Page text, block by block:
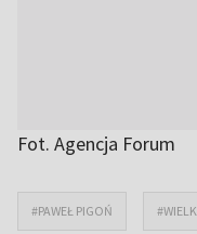
Fot. Agencja Forum
#PAWEŁ PIGOŃ